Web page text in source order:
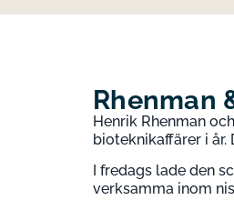
Rhenman
Henrik Rhenman
bioteknikaffärer i år.
I fredags lade den
verksamma inom